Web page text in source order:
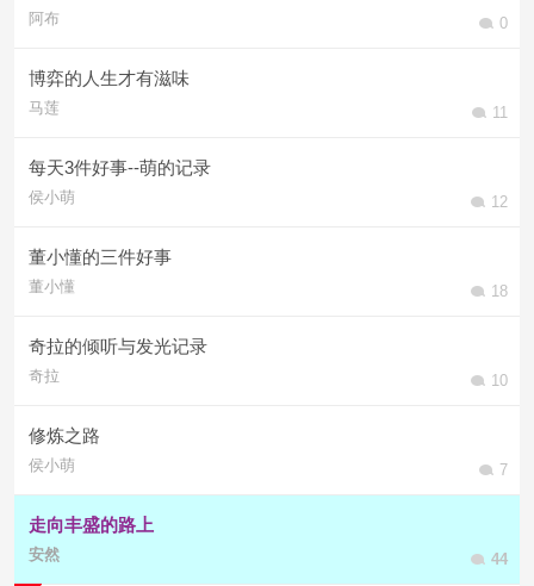
阿布 0
博弈的人生才有滋味
马莲 11
每天3件好事--萌的记录
侯小萌 12
董小懂的三件好事
董小懂 18
奇拉的倾听与发光记录
奇拉 10
修炼之路
侯小萌 7
走向丰盛的路上
安然 44